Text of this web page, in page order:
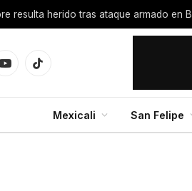
resulta herido tras ataque armado en
YouTubeTikTok
Mexicali San Felipe